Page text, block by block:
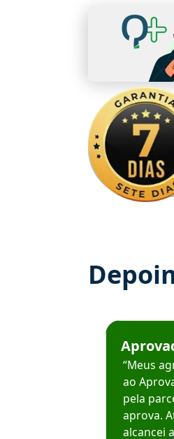
Estudante
“Meus
ao
pela
aprova.
alcancei